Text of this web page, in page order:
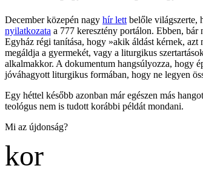
December közepén nagy hír lettbelőle világszerte,
nyilatkozata a 777 keresztény portálon. Ebben,
Egyház régi tanítása, hogy »akik áldást kérnek,
megáldja a gyermekét, vagy a liturgikus
alkalmakkor. A dokumentum hangsúlyozza, hogy
jóváhagyott liturgikus formában, hogy ne legyen
Egy héttel később azonban már egészen más
teológus nem is tudott korábbi példát mondani.
Mi az újdonság?